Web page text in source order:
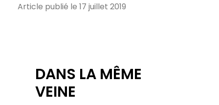
Article publié le 17 juillet 2019
DANS LA MÊME
VEINE